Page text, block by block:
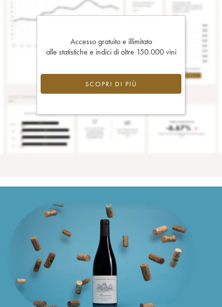
Accesso gratuito e illimitato
alle statistiche e indici di oltre 150.000 vini
SCOPRI DI PIÙ